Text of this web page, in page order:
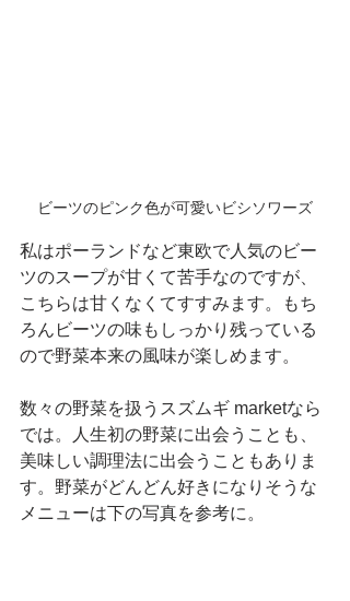
ビーツのピンク色が可愛いビシソワーズ
私はポーランドなど東欧で人気のビー
ツのスープが甘くて苦手なのですが、
こちらは甘くなくてすすみます。もち
ろんビーツの味もしっかり残っている
ので野菜本来の風味が楽しめます。
数々の野菜を扱うスズムギ marketなら
では。人生初の野菜に出会うことも、
美味しい調理法に出会うこともありま
す。野菜がどんどん好きになりそうな
メニューは下の写真を参考に。